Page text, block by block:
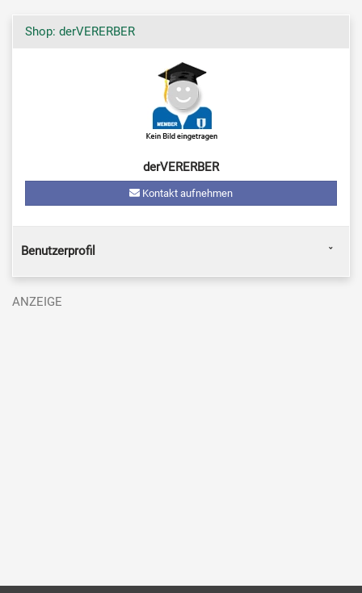
Shop: derVERERBER
derVERERBER
Kontakt aufnehmen
Benutzerprofil